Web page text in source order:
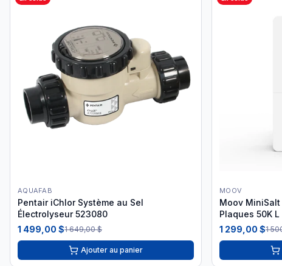
AQUAFAB
Pentair iChlor Système au Sel
Électrolyseur 523080
1 499,00 $1 649,00 $
Ajouter au panier
MOOV
Moov
Plaques 50K L
1 299,00 $1